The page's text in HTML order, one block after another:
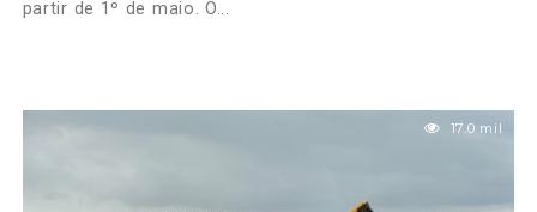
partir de 1º de maio. O...
17.0 mil